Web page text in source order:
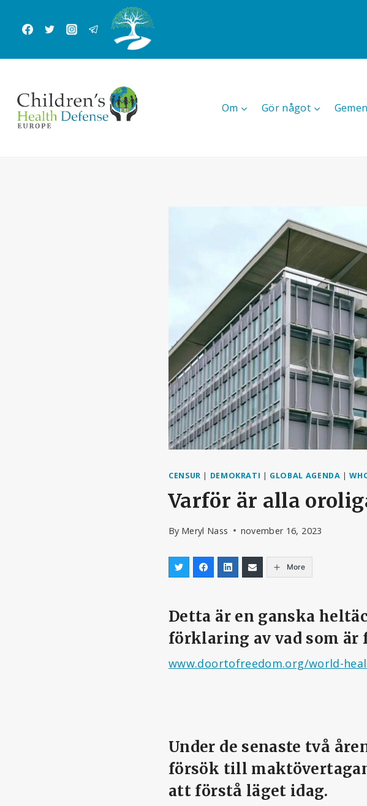
content
Om Gör något
CENSUR | DEMOKRATI | GLOBAL AGENDA |
Varför är alla
By Meryl Nass november 16, 2023
More
Detta är en ganska
förklaring av vad som är
www.doortofreedom.org/world-
Under de senaste två
försök till
att förstå läget idag.